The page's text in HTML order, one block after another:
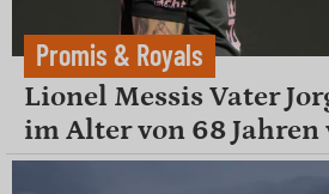
Promis & Royals
Lionel Messis Vater
im Alter von 68 Jahren